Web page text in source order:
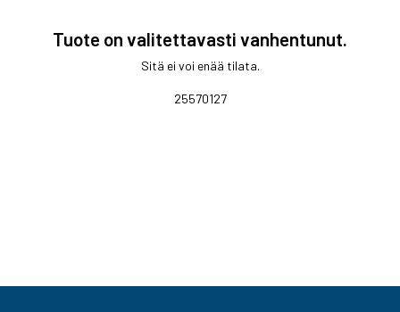
Tuote on valitettavasti vanhentunut.
Sitä ei voi enää tilata.
25570127